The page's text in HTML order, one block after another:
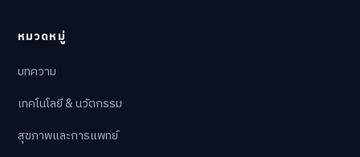
หมวดหมู่
บทความ
เทคโนโลยี & นวัตกรรม
สุขภาพและการแพทย์